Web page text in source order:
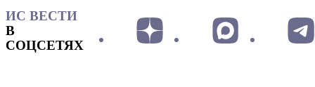
ИС ВЕСТИ
В
СОЦСЕТЯХ